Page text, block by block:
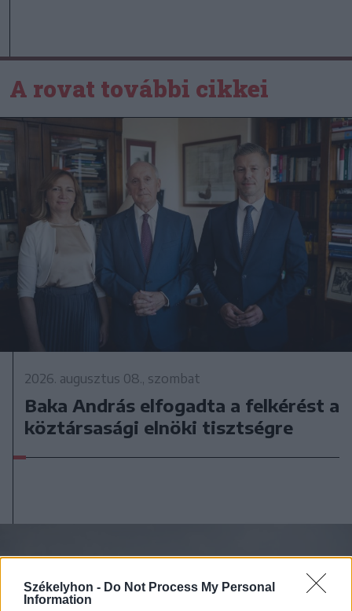
Székelyhon - Do Not Process My Personal
Information
A rovat további cikkei
2026. augusztus 08., szombat
Baka András elfogadta a felkérést a
köztársasági elnöki tisztségre